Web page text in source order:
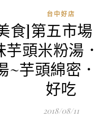
台中好店
食]第五市場
芋頭米粉湯
~芋頭綿密
好吃
2018/08/11